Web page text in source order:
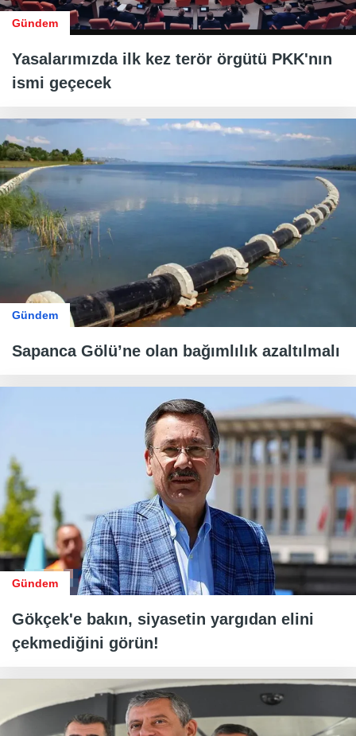
Gündem
Yasalarımızda ilk kez terör örgütü PKK'nın
ismi geçecek
Gündem
Sapanca Gölü’ne olan bağımlılık azaltılmalı
Gündem
Gökçek'e bakın, siyasetin yargıdan elini
çekmediğini görün!